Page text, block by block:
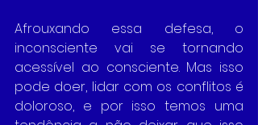
Afrouxando essa defesa, o
inconsciente vai se tornando
acessível ao consciente. Mas isso
pode doer, lidar com os conflitos é
doloroso, e por isso temos uma